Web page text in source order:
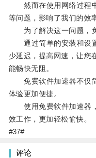
然而在使用网络过程中
等问题，影响了我们的效
为了解决这一问题，免
通过简单的安装和设置
少延迟，提高网速，让您
能畅快无阻。
免费软件加速器不仅简
体验更加便捷。
使用免费软件加速器，
效工作，更加轻松愉快。
#37#
评论